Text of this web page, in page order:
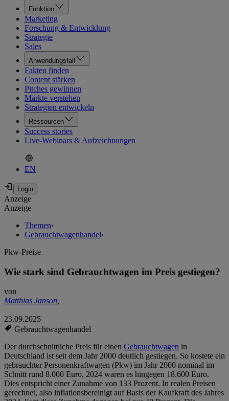
Funktion
Marketing
Forschung & Entwicklung
Strategie
Sales
Anwendungsfall
Fakten finden
Content stärken
Pitches gewinnen
Märkte verstehen
Strategien entwickeln
Ressourcen
Success stories
Live-Webinars & Aufzeichnungen
EN
Anzeige
Anzeige
Themen›
Gebrauchtwagenhandel›
Pkw-Preise
Wie stark sind Gebrauchtwagen im Preis gestiegen?
von
Matthias Janson,
23.09.2025
Gebrauchtwagenhandel
Der durchschnittliche Preis für einen Gebrauchtwagen in
Deutschland ist seit dem Jahr 2000 deutlich gestiegen. So kostete ein
gebrauchter Personenkraftwagen (Pkw) im Jahr 2000 nominal im
Schnitt rund 8.000 Euro, 2024 waren es hingegen 18.600 Euro.
Dies entspricht einer Zunahme von 133 Prozent. In realen Preisen
gerechnet, also inflationsbereinigt auf Basis der Kaufkraft des Jahres